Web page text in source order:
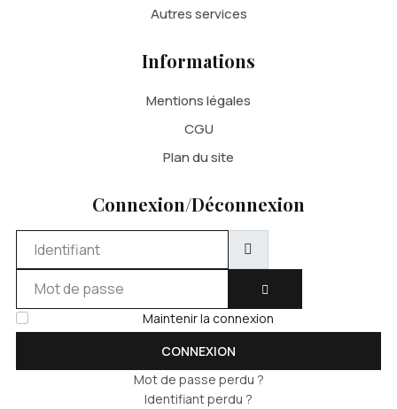
Autres services
Informations
Mentions légales
CGU
Plan du site
Connexion/Déconnexion
AFFICHER LE MOT DE
Maintenir la connexion
CONNEXION
Mot de passe perdu ?
Identifiant perdu ?